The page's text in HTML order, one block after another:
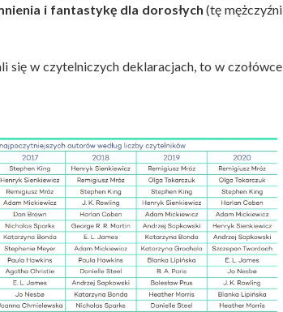
i fantastykę dla dorosłych (tę mężczyźni
się w czytelniczych deklaracjach, to w czołówce